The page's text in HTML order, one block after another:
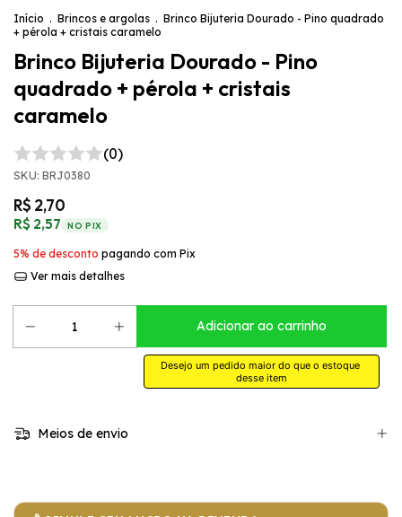
Início . Brincos e argolas . Brinco Bijuteria Dourado - Pino quadrado
+ pérola + cristais caramelo
Brinco Bijuteria Dourado - Pino
quadrado + pérola + cristais
caramelo
(0)
SKU: BRJ0380
R$ 2,70
R$ 2,57 NO PIX
5% de desconto pagando com Pix
Ver mais detalhes
Desejo um pedido maior do que o estoque
desse item
Meios de envio